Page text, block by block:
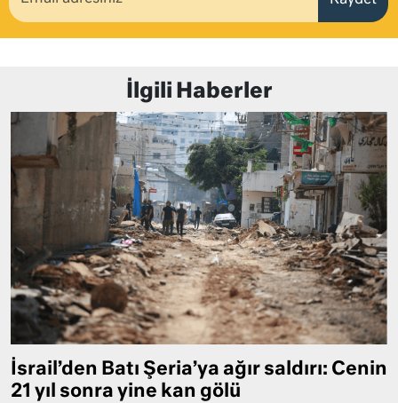
İlgili Haberler
İsrail’den Batı Şeria’ya ağır saldırı: Cenin
21 yıl sonra yine kan gölü